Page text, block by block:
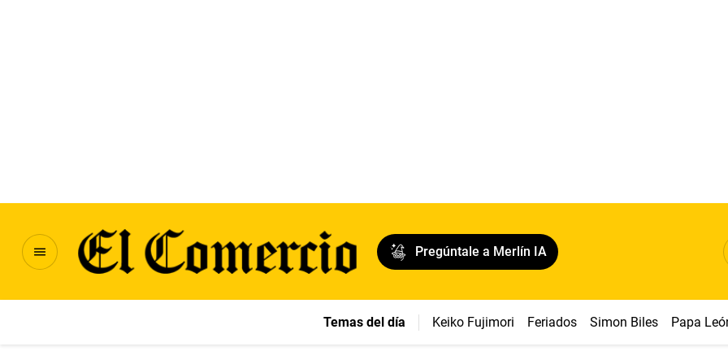
Pregúntale a Merlín IA
Temas del día Keiko Fujimori Feriados Simon Biles Papa